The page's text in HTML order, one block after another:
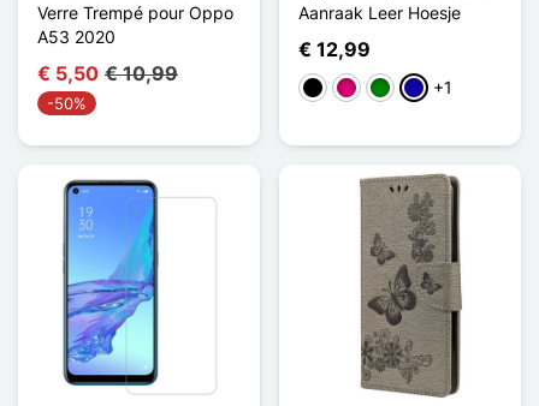
Verre Trempé pour Oppo
A53 2020
€ 5,50 € 10,99
-50%
Aanraak Leer Hoesje
€ 12,99
ZwartMagenta
GroenDonkerblauw
+1